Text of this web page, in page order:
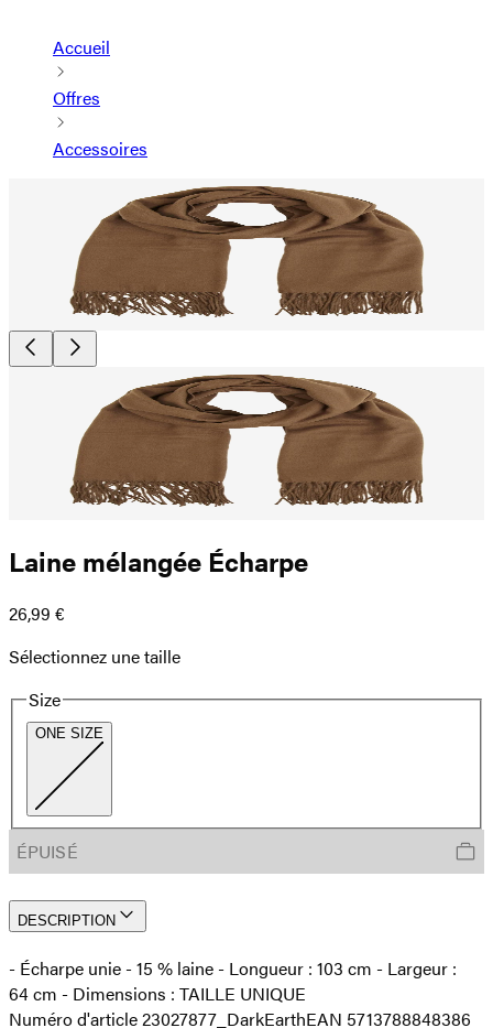
Accueil
Offres
Accessoires
Laine mélangée Écharpe
26,99 €
Sélectionnez une taille
Size
ONE SIZE
ÉPUISÉ
DESCRIPTION
- Écharpe unie - 15 % laine - Longueur : 103 cm - Largeur :
64 cm - Dimensions : TAILLE UNIQUE
Numéro d'article 23027877_DarkEarthEAN 5713788848386